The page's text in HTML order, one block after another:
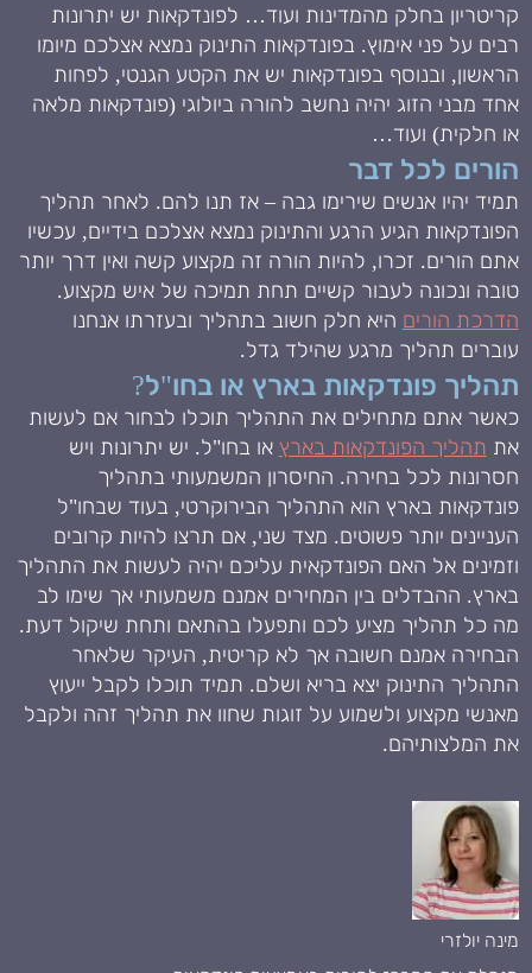
קריטריון בחלק מהמדינות ועוד… לפונדקאות יש יתרונות
רבים על פני אימוץ. בפונדקאות התינוק נמצא אצלכם מיומו
הראשון, ובנוסף בפונדקאות יש את הקטע הגנטי, לפחות
אחד מבני הזוג יהיה נחשב להורה ביולוגי (פונדקאות מלאה
או חלקית) ועוד…
הורים לכל דבר
תמיד יהיו אנשים שירימו גבה – אז תנו להם. לאחר תהליך
הפונדקאות הגיע הרגע והתינוק נמצא אצלכם בידיים, עכשיו
אתם הורים. זכרו, להיות הורה זה מקצוע קשה ואין דרך יותר
טובה ונכונה לעבור קשיים תחת תמיכה של איש מקצוע.
הדרכת הורים היא חלק חשוב בתהליך ובעזרתו אנחנו
עוברים תהליך מרגע שהילד גדל.
תהליך פונדקאות בארץ או בחו"ל?
כאשר אתם מתחילים את התהליך תוכלו לבחור אם לעשות
את תהליך הפונדקאות בארץ או בחו"ל. יש יתרונות ויש
חסרונות לכל בחירה. החיסרון המשמעותי בתהליך
פונדקאות בארץ הוא התהליך הבירוקרטי, בעוד שבחו"ל
העניינים יותר פשוטים. מצד שני, אם תרצו להיות קרובים
וזמינים אל האם הפונדקאית עליכם יהיה לעשות את התהליך
בארץ. ההבדלים בין המחירים אמנם משמעותי אך שימו לב
מה כל תהליך מציע לכם ותפעלו בהתאם ותחת שיקול דעת.
הבחירה אמנם חשובה אך לא קריטית, העיקר שלאחר
התהליך התינוק יצא בריא ושלם. תמיד תוכלו לקבל ייעוץ
מאנשי מקצוע ולשמוע על זוגות שחוו את תהליך זהה ולקבל
את המלצותיהם.
מינה יולזרי